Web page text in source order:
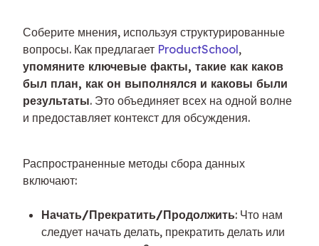
Соберите мнения, используя структурированные
вопросы. Как предлагает ProductSchool
упомяните ключевые факты, такие как каков
был план, как он выполнялся и каковы были
результаты. Это объединяет всех на одной волне
и предоставляет контекст для обсуждения.
Распространенные методы сбора данных
включают:
Начать/Прекратить/Продолжить: Что нам
следует начать делать, прекратить делать или